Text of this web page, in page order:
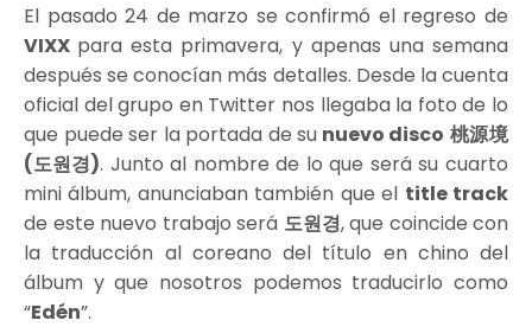
El pasado 24 de marzo se confirmó el regreso de
VIXX para esta primavera, y apenas una semana
después se conocían más detalles. Desde la cuenta
oficial del grupo en Twitter nos llegaba la foto de lo
que puede ser la portada de su nuevo disco 桃源境
(도원경). Junto al nombre de lo que será su cuarto
mini álbum, anunciaban también que el title track
de este nuevo trabajo será 도원경, que coincide con
la traducción al coreano del título en chino del
álbum y que nosotros podemos traducirlo como
“Edén”.